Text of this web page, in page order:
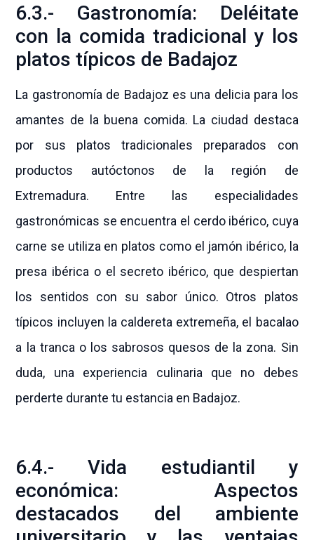
6.3.- Gastronomía: Deléitate
con la comida tradicional y los
platos típicos de Badajoz
La gastronomía de Badajoz es una delicia para los
amantes de la buena comida. La ciudad destaca
por sus platos tradicionales preparados con
productos autóctonos de la región de
Extremadura. Entre las especialidades
gastronómicas se encuentra el cerdo ibérico, cuya
carne se utiliza en platos como el jamón ibérico, la
presa ibérica o el secreto ibérico, que despiertan
los sentidos con su sabor único. Otros platos
típicos incluyen la caldereta extremeña, el bacalao
a la tranca o los sabrosos quesos de la zona. Sin
duda, una experiencia culinaria que no debes
perderte durante tu estancia en Badajoz.
6.4.- Vida estudiantil y
económica: Aspectos
destacados del ambiente